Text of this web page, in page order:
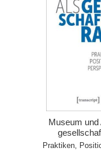
Museum und
Praktiken,